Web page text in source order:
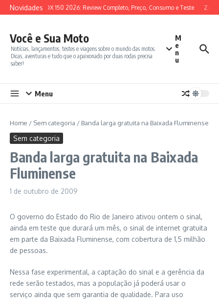
Ir para o conteúdo
NovidadesSYM ADX 150 2026: Review Completo, Preço, Consumo e Teste
Você e Sua Moto
Notícias, lançamentos, testes e viagens sobre o mundo das motos.
Dicas, aventuras e tudo que o apaixonado por duas rodas precisa
saber!
M
e
n
u
Menu
Home / Sem categoria / Banda larga gratuita na Baixada Fluminense
Sem categoria
Banda larga gratuita na Baixada
Fluminense
1 de outubro de 2009
O governo do Estado do Rio de Janeiro ativou ontem o sinal,
ainda em teste que durará um mês, o sinal de internet gratuita
em parte da Baixada Fluminense, com cobertura de 1,5 milhão
de pessoas.
Nessa fase experimental, a captação do sinal e a gerência da
rede serão testados, mas a população já poderá usar o
serviço ainda que sem garantia de qualidade. Para uso